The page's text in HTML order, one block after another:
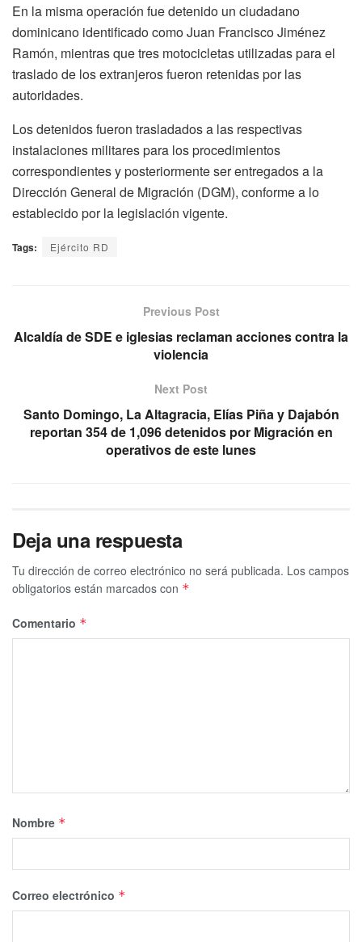
En la misma operación fue detenido un ciudadano
dominicano identificado como Juan Francisco Jiménez
Ramón, mientras que tres motocicletas utilizadas para el
traslado de los extranjeros fueron retenidas por las
autoridades.
Los detenidos fueron trasladados a las respectivas
instalaciones militares para los procedimientos
correspondientes y posteriormente ser entregados a la
Dirección General de Migración (DGM), conforme a lo
establecido por la legislación vigente.
Tags: Ejército RD
Previous Post
Alcaldía de SDE e iglesias reclaman acciones contra la
violencia
Next Post
Santo Domingo, La Altagracia, Elías Piña y Dajabón
reportan 354 de 1,096 detenidos por Migración en
operativos de este lunes
Deja una respuesta
Tu dirección de correo electrónico no será publicada. Los campos
obligatorios están marcados con *
Comentario *
Nombre *
Correo electrónico *